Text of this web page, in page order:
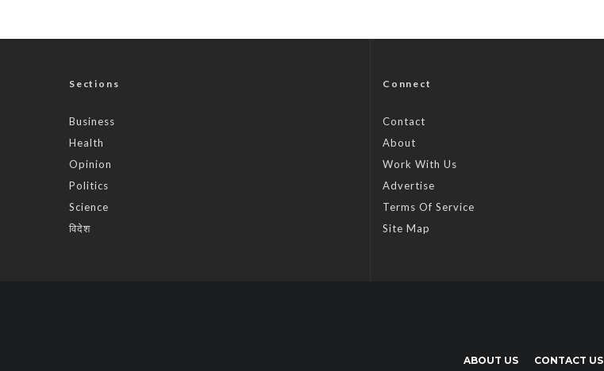
Sections
Business
Health
Opinion
Politics
Science
विदेश
Connect
Contact
About
Work With Us
Advertise
Terms Of Service
Site Map
ABOUT US CONTACT US